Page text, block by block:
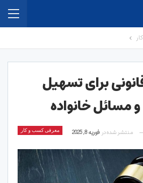
برای تسهیل
مسائل خانواده
معرفی کسب و کار منتشر شده در فوریه 8, 2025